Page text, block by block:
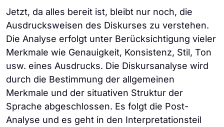
Jetzt, da alles bereit ist, bleibt nur noch, die
Ausdrucksweisen des Diskurses zu verstehen.
Die Analyse erfolgt unter Berücksichtigung vieler
Merkmale wie Genauigkeit, Konsistenz, Stil, Ton
usw. eines Ausdrucks. Die Diskursanalyse wird
durch die Bestimmung der allgemeinen
Merkmale und der situativen Struktur der
Sprache abgeschlossen. Es folgt die Post-
Analyse und es geht in den Interpretationsteil